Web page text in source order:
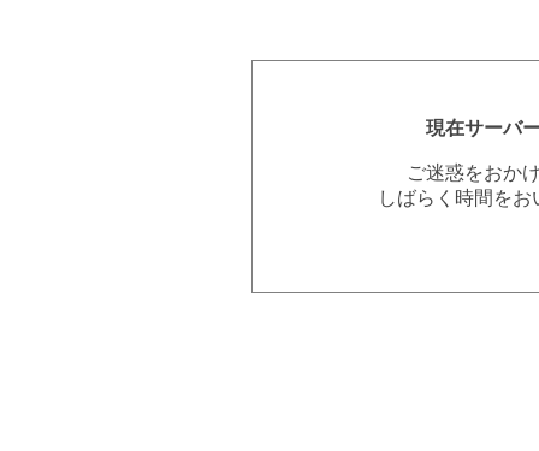
現在サーバ
ご迷惑をおか
しばらく時間を